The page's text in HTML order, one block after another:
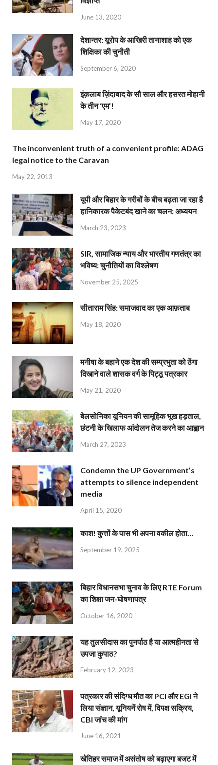
June 13, 2020
देशान्‍तर: यूरोप के आखिरी तानाशाह को एक
शिक्षिका की चुनौती
September 6, 2020
इंक़लाब ज़िंदाबाद के सौ साल और हसरत मोहानी
के तीन ‘एम’!
May 17, 2020
The inconvenient truth of a convenient profile: ADAG
legal notice to the Caravan
May 22, 2013
यूपी और बिहार के गरीबों के बीच बढ़ता जा रहा है
हानिकारक पैकेटबंद खाने का चलन: अध्ययन
March 23, 2023
SIR, सामाजिक न्याय और भारतीय गणतंत्र का
भविष्य: चुनौतियों का विश्लेषण
November 25, 2025
सीताराम सिंह: समाजवाद का एक आफ़ताब
May 18, 2020
मनीषा के बहाने एक देश की सम्प्रभुता को ठेंगा
दिखाने वाले शासक वर्ग के पिट्ठू पत्रकार
May 21, 2020
बेलसोनिका यूनियन की सामूहिक भूख हड़ताल,
छंटनी के खिलाफ आंदोलन तेज करने का आह्वान
March 27, 2023
Condemn the UP Government’s
attempts to silence independent
media
April 15, 2020
काश! कुत्तों के पास भी अपना वकील होता…
September 19, 2025
बिहार विधानसभा चुनाव के लिए RTE Forum
का शिक्षा जन-घोषणापत्र
October 16, 2020
यह तुलसीदास का पुनर्पाठ है या आत्महीनता से
उपजा कुपाठ?
February 12, 2023
पत्रकार की संदिग्ध मौत का PCI और EGI ने
लिया संज्ञान, यूनियनें रोष में, विपक्ष सक्रिय,
CBI जांच की मांग
June 16, 2021
खेतिहर समाज में असंतोष को बढ़ाएगा बजट में